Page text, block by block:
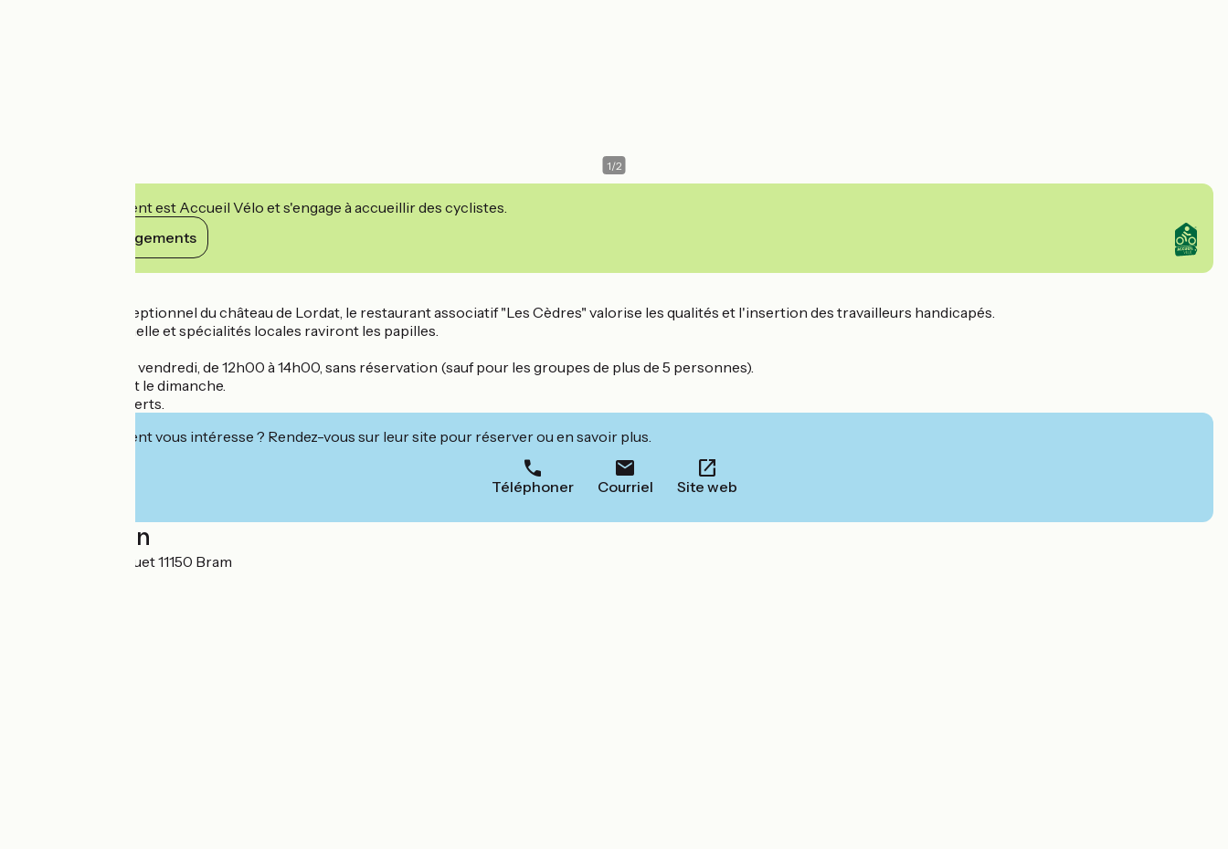
1/2
Cet établissement est Accueil Vélo et s'engage à accueillir des cyclistes.
Voir ses engagements
Dans le cadre exceptionnel du château de Lordat, le restaurant associatif "Les Cèdres" valorise les qualités et l'insertion des travailleurs handicapés.
Cuisine traditionnelle et spécialités locales raviront les papilles.
Ouvert du lundi au vendredi, de 12h00 à 14h00, sans réservation (sauf pour les groupes de plus de 5 personnes).
Fermé le samedi et le dimanche.
Capacité: 50 couverts.
Cet établissement vous intéresse ? Rendez-vous sur leur site pour réserver ou en savoir plus.
Téléphoner Courriel Site web
Localisation
11 avenue Paul Riquet 11150 Bram